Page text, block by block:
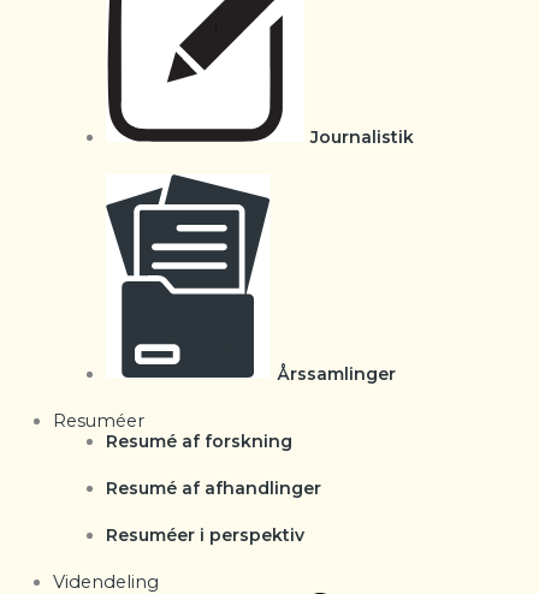
Journalistik
Årssamlinger
Resuméer
Resumé af forskning
Resumé af afhandlinger
Resuméer i perspektiv
Videndeling